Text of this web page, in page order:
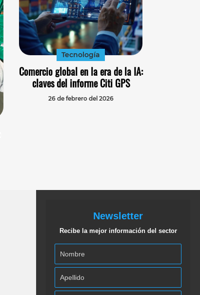
Tecnología
Comercio global en la era de la IA:
claves del informe Citi GPS
26 de febrero del 2026
Newsletter
Recibe la mejor información del sector